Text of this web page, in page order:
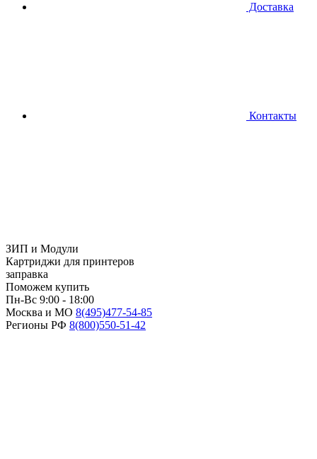
Доставка
Контакты
ЗИП и Модули
Картриджи для принтеров
заправка
Поможем купить
Пн-Вс 9:00 - 18:00
Москва и МО 8(495)477-54-85
Регионы РФ 8(800)550-51-42